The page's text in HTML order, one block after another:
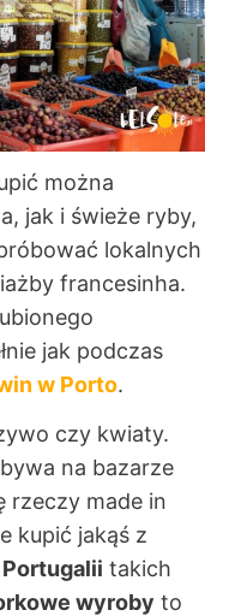
można
jak i świeże ryby,
lokalnych
francesinha.
jak podczas
w Porto.
czy kwiaty.
na bazarze
rzeczy made in
kupić jakąś z
takich
wyroby to